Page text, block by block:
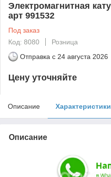
Электромагнитная
арт 991532
Под заказ
Код: 8080
Розница
Отправка с 24 августа 2026
Цену уточняйте
Описание Характеристики
Описание